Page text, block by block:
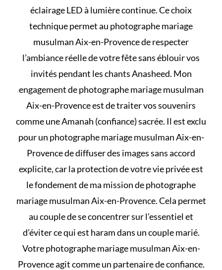
éclairage LED à lumière continue. Ce choix
technique permet au photographe mariage
musulman Aix-en-Provence de respecter
l’ambiance réelle de votre fête sans éblouir vos
invités pendant les chants Anasheed. Mon
engagement de photographe mariage musulman
Aix-en-Provence est de traiter vos souvenirs
comme une Amanah (confiance) sacrée. Il est exclu
pour un photographe mariage musulman Aix-en-
Provence de diffuser des images sans accord
explicite, car la protection de votre vie privée est
le fondement de ma mission de photographe
mariage musulman Aix-en-Provence. Cela permet
au couple de se concentrer sur l’essentiel et
d’éviterce qui est haram dans un couple marié.
Votre photographe mariage musulman Aix-en-
Provence agit comme un partenaire de confiance.